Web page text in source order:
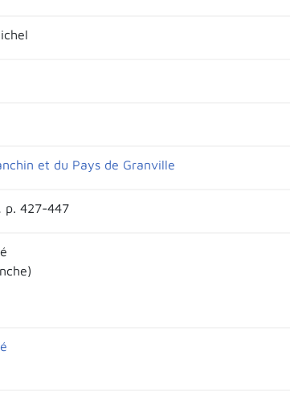
et du Pays de Granville
p. 427-447